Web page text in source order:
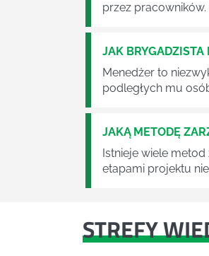
przez pracowników.
JAK BRYGADZISTA
Menedżer to
podległych mu
JAKĄ METODĘ
Istnieje wiele
etapami projektu
STREFY